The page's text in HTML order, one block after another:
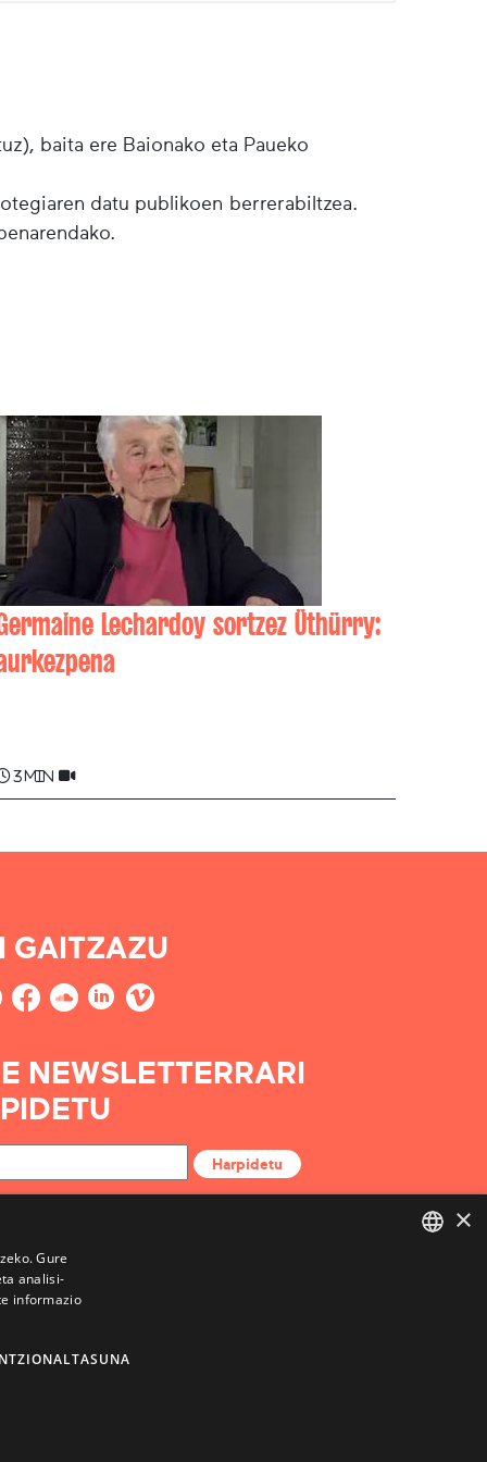
baita ere Baionako eta Paueko
datu publikoen berrerabiltzea.
Lechardoy sortzez Üthürry:
3 min
GAITZAZU
NEWSLETTERRARI
Harpidetu
×
Gure
analisi-
informazio